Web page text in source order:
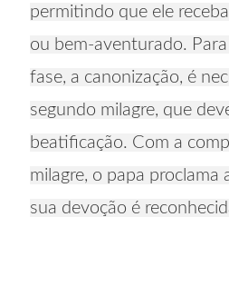
permitindo que ele
ou bem-aventurado.
fase, a canonização, é
segundo milagre, que
beatificação. Com a
milagre, o papa proclama
sua devoção é